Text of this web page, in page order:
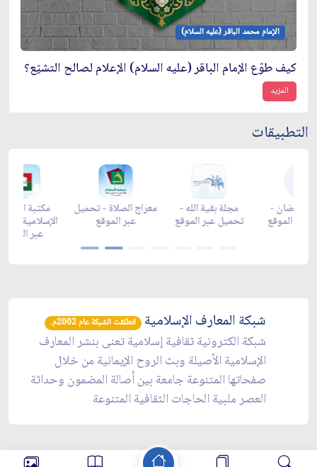
الإمام محمد الباقر (عليه السلام)
كيف طوّع الإمام الباقر (عليه السلام) الإعلام لصالح التشيّع؟
المزيد
التطبيقات
مجلة
تحميل
زاد شهر رمضان -
تحميل عبر الموقع
زاد شهر رمضان -
appstore
زاد شهر رمضان -
appgallery
شبكة المعارف الإسلامية انطلقت الشبكة عام 2002م.
شبكة الكترونية ثقافية إسلامية تعنى بنشر المعارف
الإسلامية الأصيلة وبث الروح الإيمانية من خلال
صفحاتها المتنوعة جامعة بين أصالة المضمون وحداثة
العصر ملبية الحاجات الثقافية المتنوعة